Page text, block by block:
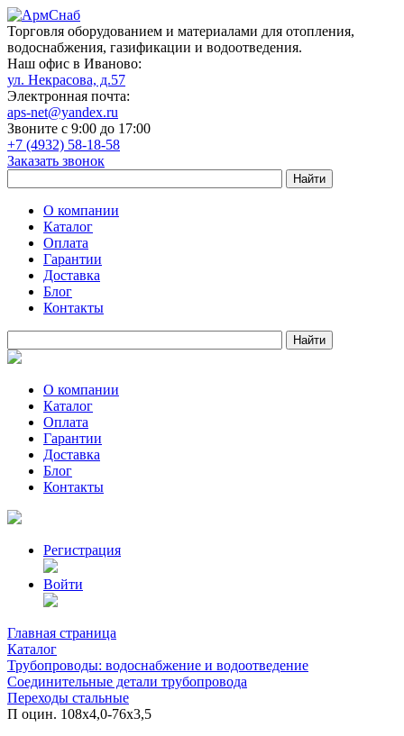
Торговля оборудованием и материалами для отопления,
водоснабжения, газификации и водоотведения.
Наш офис в Иваново:
ул. Некрасова, д.57
Электронная почта:
aps-net@yandex.ru
Звоните с 9:00 до 17:00
+7 (4932) 58-18-58
Заказать звонок
О компании
Каталог
Оплата
Гарантии
Доставка
Блог
Контакты
О компании
Каталог
Оплата
Гарантии
Доставка
Блог
Контакты
Регистрация
Войти
Главная страница
Каталог
Трубопроводы: водоснабжение и водоотведение
Соединительные детали трубопровода
Переходы стальные
П оцин. 108х4,0-76х3,5